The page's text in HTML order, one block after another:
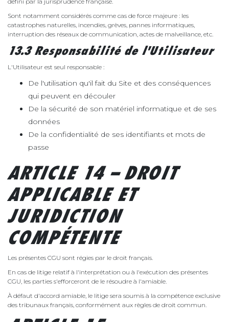
Sont notamment considérés comme cas de force majeure : les
catastrophes naturelles, incendies, grèves, pannes informatiques,
interruption des réseaux de communication, actes de malveillance, etc.
13.3 Responsabilité de l'Utilisateur
L'Utilisateur est seul responsable :
De l'utilisation qu'il fait du Site et des conséquences
qui peuvent en découler
De la sécurité de son matériel informatique et de ses
données
De la confidentialité de ses identifiants et mots de
passe
ARTICLE 14 – DROIT
APPLICABLE ET
JURIDICTION
COMPÉTENTE
Les présentes CGU sont régies par le droit français.
En cas de litige relatif à l'interprétation ou à l'exécution des présentes
CGU, les parties s'efforceront de le résoudre à l'amiable.
À défaut d'accord amiable, le litige sera soumis à la compétence exclusive
des tribunaux français, conformément aux règles de droit commun.